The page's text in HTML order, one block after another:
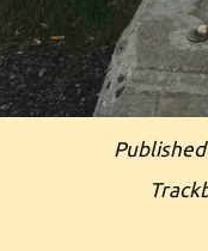
Published